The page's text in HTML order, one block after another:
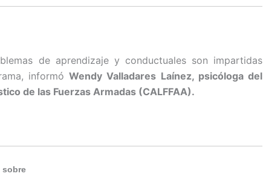
de aprendizaje y conductuales son impartidas
informóWendy Valladares Laínez, psicóloga del
de las Fuerzas Armadas (CALFFAA).
sobre